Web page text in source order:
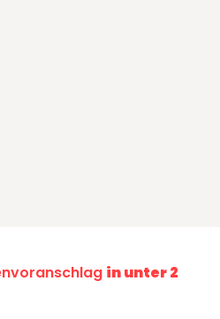
in unter 2